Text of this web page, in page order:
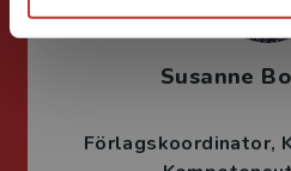
Susanne
Förlagskoordinator